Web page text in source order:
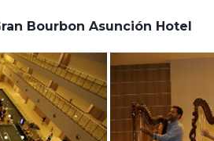
Bourbon Asunción Hotel